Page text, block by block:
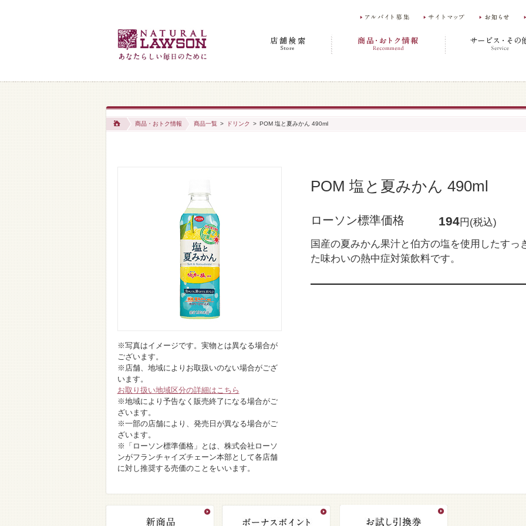
商品・おトク情報 商品一覧 > ドリンク > POM 塩と夏みかん 490ml
POM 塩と夏みかん 490ml
ローソン標準価格 194円(税込)
国産の夏みかん果汁と伯方の塩を使用したすっ
た味わいの熱中症対策飲料です。
※写真はイメージです。実物とは異なる場合が
ございます。
※店舗、地域によりお取扱いのない場合がござ
います。
お取り扱い地域区分の詳細はこちら
※地域により予告なく販売終了になる場合がご
ざいます。
※一部の店舗により、発売日が異なる場合がご
ざいます。
※「ローソン標準価格」とは、株式会社ローソ
ンがフランチャイズチェーン本部として各店舗
に対し推奨する売価のことをいいます。